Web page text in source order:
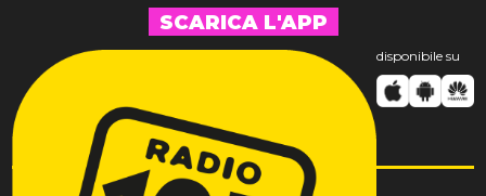
SCARICA L'APP
disponibile su